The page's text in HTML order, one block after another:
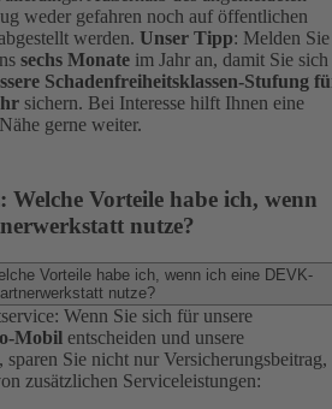
weder gefahren noch auf öffentlichen
werden. Unser Tipp: Melden Sie
sechs Monate im Jahr an, damit Sie sich
Schadenfreiheitsklassen-Stufung
sichern. Bei Interesse hilft Ihnen eine
gerne weiter.
Vorteile habe ich, wenn
nutze?
Vorteile habe ich, wenn ich eine DEVK-
nutze?
Wenn Sie sich für unsere
Mobil entscheiden und unsere
sparen Sie nicht nur Versicherungsbeitrag,
zusätzlichen Serviceleistungen: